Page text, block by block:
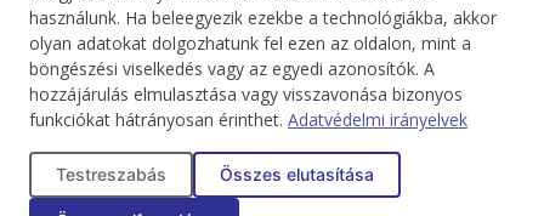
Kapcsolat Impresszum Médiaajánlat
Jogi tudnivalók
Adatkezelési tájékoztató
használunk. Ha beleegyezik ezekbe a technológiákba, akkor
olyan adatokat dolgozhatunk fel ezen az oldalon, mint a
böngészési viselkedés vagy az egyedi azonosítók. A
hozzájárulás elmulasztása vagy visszavonása bizonyos
funkciókat hátrányosan érinthet. Adatvédelmi irányelvek
Testreszabás Összes elutasítása